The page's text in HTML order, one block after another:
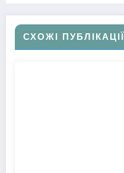
СХОЖІ ПУБЛІКАЦІЇ